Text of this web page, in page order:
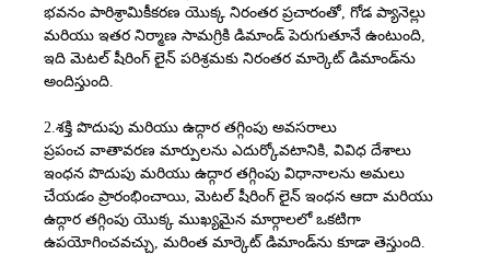
భవనం పారిశ్రామికీకరణ యొక్క నిరంతర ప్రచారంతో, గోడ ప్యానెల్లు
మరియు ఇతర నిర్మాణ సామగ్రికి డిమాండ్ పెరుగుతూనే ఉంటుంది,
ఇది మెటల్ షీరింగ్ లైన్ పరిశ్రమకు నిరంతర మార్కెట్ డిమాండ్‌ను
అందిస్తుంది.
2. శక్తి పొదుపు మరియు ఉద్గార తగ్గింపు అవసరాలు
ప్రపంచ వాతావరణ మార్పులను ఎదుర్కోవటానికి, వివిధ దేశాలు
ఇంధన పొదుపు మరియు ఉద్గార తగ్గింపు విధానాలను అమలు
చేయడం ప్రారంభించాయి, మెటల్ షీరింగ్ లైన్ ఇంధన ఆదా మరియు
ఉద్గార తగ్గింపు యొక్క ముఖ్యమైన మార్గాలలో ఒకటిగా
ఉపయోగించవచ్చు, మరింత మార్కెట్ డిమాండ్‌ను కూడా తెస్తుంది.